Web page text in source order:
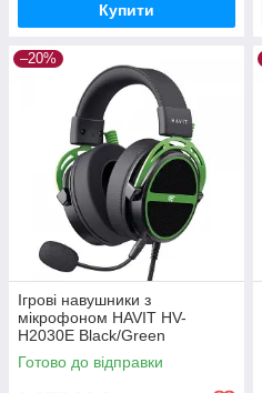
Купити
–20%
Ігрові навушники з
мікрофоном HAVIT HV-
H2030E Black/Green
Готово до відправки